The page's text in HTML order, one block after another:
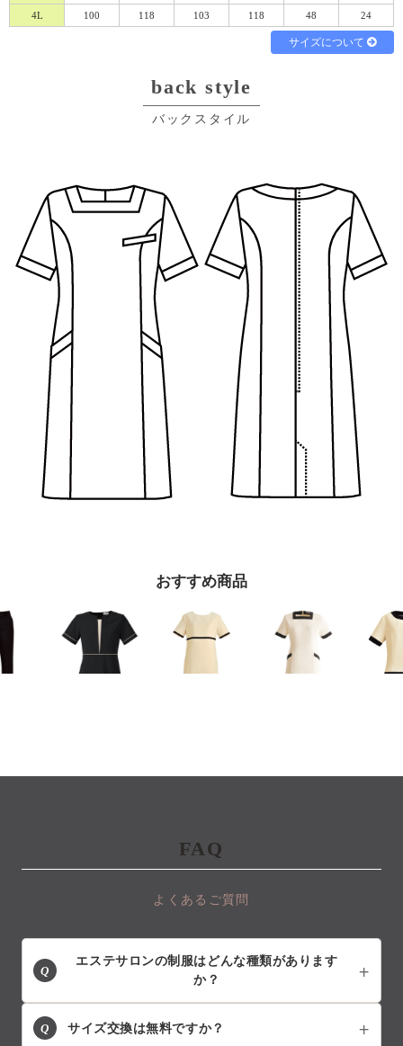
どちらでもよい
プライバシーポリシーを確認しました。
4L 100 118 103 118 48 24
サイズについて
back style
バックスタイル
おすすめ商品
FAQ
よくあるご質問
Q
エステサロンの制服はどんな種類があります
か？
Q サイズ交換は無料ですか？